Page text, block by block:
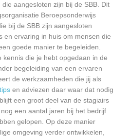
aangesloten zijn bij de SBB. Dit
Beroepsonderwijs
bij de SBB zijn aangesloten
en ervaring in huis om mensen die
goede manier te begeleiden.
kennis die je hebt opgedaan in de
begeleiding van een ervaren
de werkzaamheden die jij als
tips en adviezen daar waar dat nodig
een groot deel van de stagiairs
een aantal jaren bij het bedrijf
gelopen. Op deze manier
omgeving verder ontwikkelen,